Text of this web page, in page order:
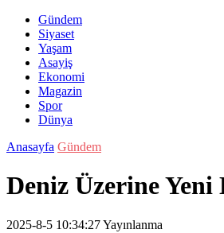
Gündem
Siyaset
Yaşam
Asayiş
Ekonomi
Magazin
Spor
Dünya
Anasayfa Gündem
Deniz Üzerine
2025-8-5 10:34:27Yayınlanma